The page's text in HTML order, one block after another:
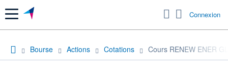
Menu Connexion
Bourse Actions Cotations Cours RENEW ENER